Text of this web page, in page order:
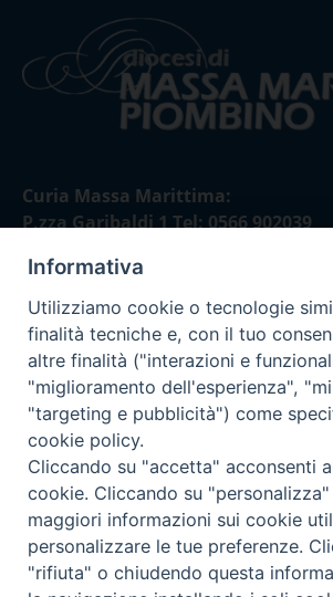
Curia Massa Marittima:
P.zza Garibaldi 1 Tel: 0566 902039
Curia Piombino:
Via Don Minzoni,58/A Tel e Fax:
E-mail:
curia@diocesimassamarittima.it
Privacy policy - trasparenza
Informativa
Utilizziamo cookie o tecnologie
finalità tecniche e, con il tuo
altre finalità ("interazioni e
"miglioramento dell'esperienza",
"targeting e pubblicità") come
cookie policy.
Cliccando su "accetta" acconsenti
cookie. Cliccando su
maggiori informazioni sui cookie
personalizzare le tue preferenze.
"rifiuta" o chiudendo questa